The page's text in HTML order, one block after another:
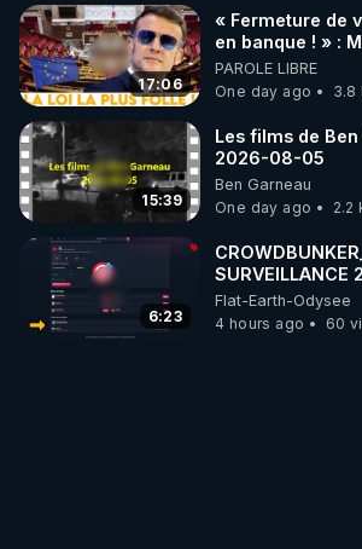
👉 Sources de mon intervention :
https://chloeframmery.ch/liberez-
17:06
« Fermeture de
en banque ! » :
impose une loi
PAROLE LIBRE
One day ago
3.8
15:39
Les films de
2026-08-05
Ben Garneau
One day ago
2.2
6:23
DES RESEAUX
FERMETURE DE
Flat-Earth-Odysee
4 hours ago
60